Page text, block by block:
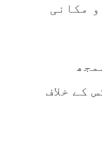
مکانی
کے خلاف